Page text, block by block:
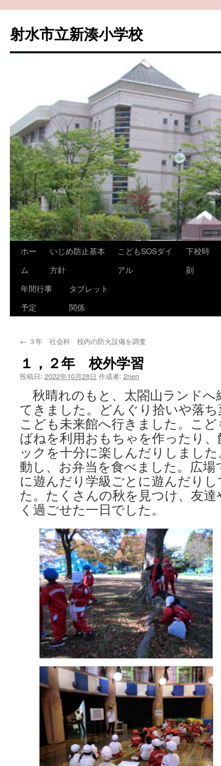
テ
ン
射水市立新湊小学校
ホー
ム
いじめ防止基本
方針
こどもSOSダイ
アル
下校時
刻
年間行事
予定
タブレット
関係
← ３年 社会科 校内の防火設備を調査
１，２年 校外学習
投稿日: 2022年10月28日 作成者: 2nen
秋晴れのもと、太閤山ランドへ
てきました。どんぐり拾いや落
こども未来館へ行きました。こ
ばねを利用おもちゃを作ったり
ックを十分に楽しんだりしまし
動し、お弁当を食べました。広
に遊んだり学級ごとに遊んだり
た。たくさんの秋を見つけ、友
く過ごせた一日でした。